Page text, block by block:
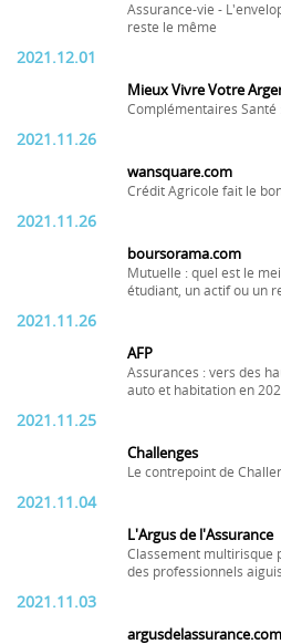
Assurance-vie -
reste le même
2021.12.01
Mieux Vivre Votre
Complémentaires
2021.11.26
wansquare.com
Crédit Agricole fait le
2021.11.26
boursorama.com
Mutuelle : quel est le
étudiant, un actif ou un
2021.11.26
AFP
Assurances : vers des
auto et habitation en
2021.11.25
Challenges
Le contrepoint de
2021.11.04
L'Argus de l'Assurance
Classement multirisque
des professionnels
2021.11.03
argusdelassurance.com